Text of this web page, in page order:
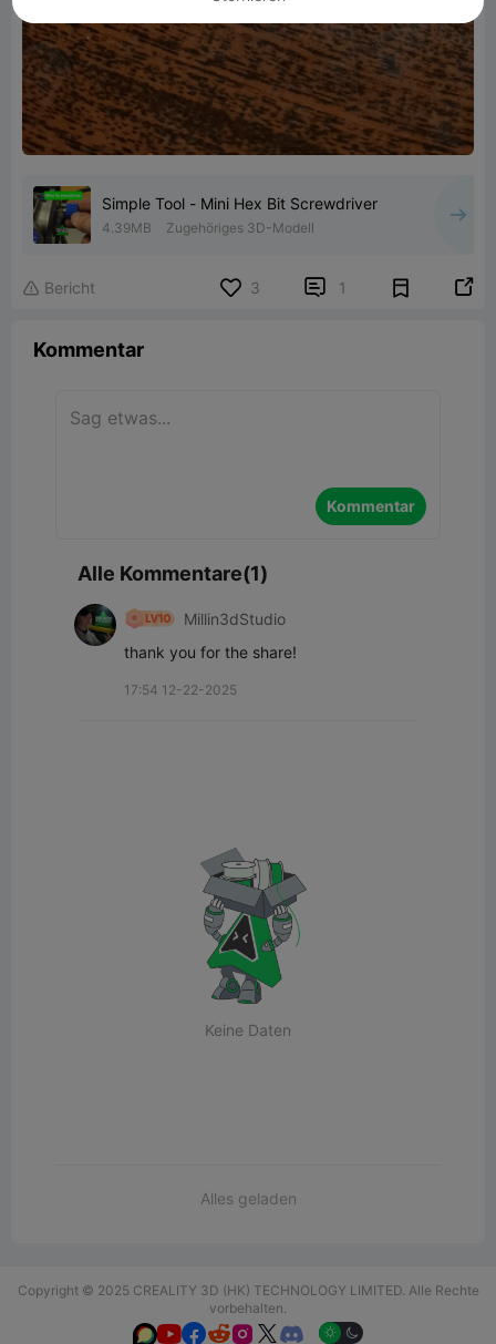
Simple Tool - Mini Hex Bit Screwdriver
4.39MB Zugehöriges 3D-Modell
 Bericht 3  1 
Kommentar
Kommentar
Alle Kommentare(1)
Millin3dStudio
thank you for the share!
17:54 12-22-2025
Keine Daten
Alles geladen
Copyright © 2025 CREALITY 3D (HK) TECHNOLOGY LIMITED. Alle Rechte
vorbehalten.
  